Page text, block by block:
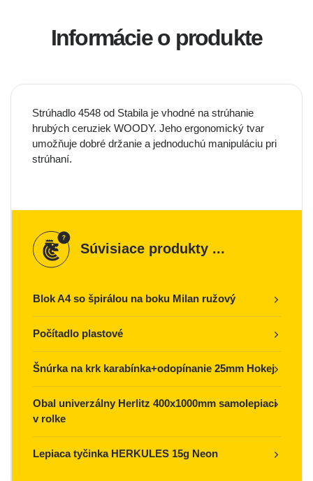
Informácie o produkte
Strúhadlo 4548 od Stabila je vhodné na strúhanie
hrubých ceruziek WOODY. Jeho ergonomický tvar
umožňuje dobré držanie a jednoduchú manipuláciu pri
strúhaní.
Súvisiace produkty ...
Blok A4 so špirálou na boku Milan ružový
Počítadlo plastové
Šnúrka na krk karabínka+odopínanie 25mm Hokej
Obal univerzálny Herlitz 400x1000mm samolepiaci
v rolke
Lepiaca tyčinka HERKULES 15g Neon